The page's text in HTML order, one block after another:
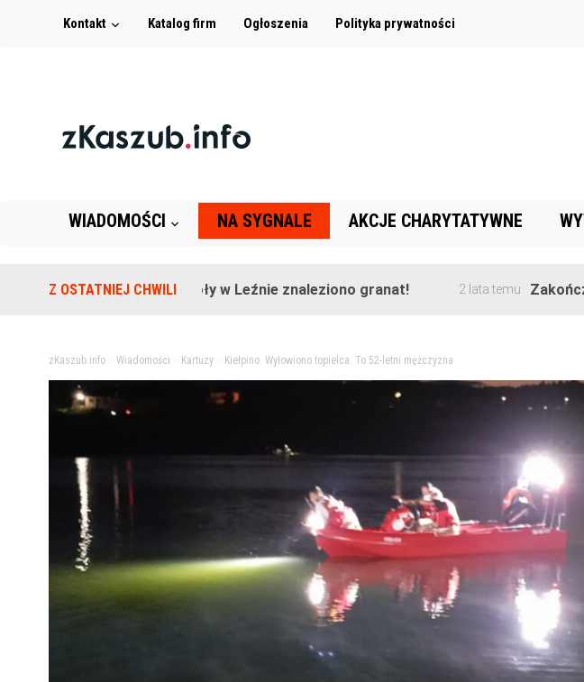
Kontakt Katalog firm Ogłoszenia Polityka prywatności
WIADOMOŚCI NA SYGNALE AKCJE CHARYTATYWNE
Z OSTATNIEJ CHWILI
Na terenie szkoły w Leźnie znaleziono granat! 2 lata temu Zakończono
zKaszub.info> Wiadomości Kartuzy> Kiełpino. Wyłowiono topielca. To 52-letni mężczyzna